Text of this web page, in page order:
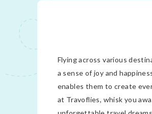
Flying across various
a sense of joy and
enables them to create
at Travoflies, whisk you